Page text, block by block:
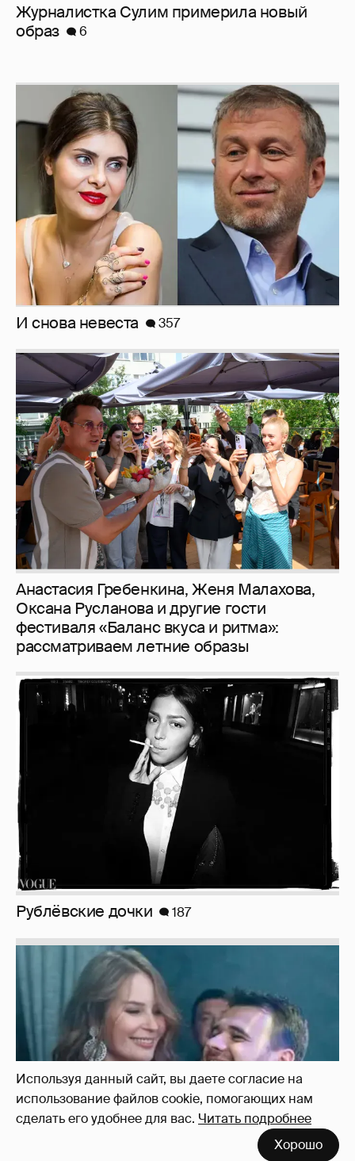
Используя данный сайт, вы даете согласие на
использование файлов cookie, помогающих нам
сделать его удобнее для вас. Читать подробнее
Хорошо
Журналистка Сулим примерила новый
образ
6
И снова невеста 357
Анастасия Гребенкина, Женя Малахова,
Оксана Русланова и другие гости
фестиваля «Баланс вкуса и ритма»:
рассматриваем летние образы
Рублёвские дочки 187